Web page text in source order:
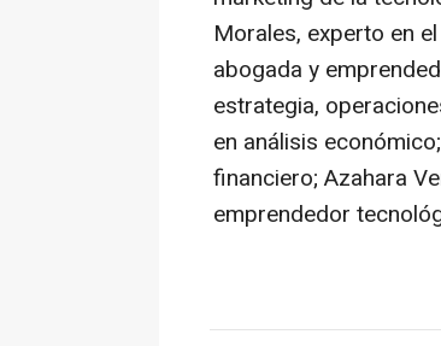
Morales, experto en
abogada y
estrategia,
en análisis
financiero; Azahara
emprendedor